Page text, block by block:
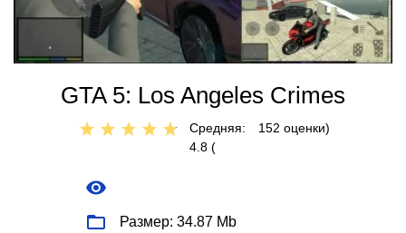
GTA 5: Los Angeles Crimes
Средняя:
4.8 (
152 оценки)
Размер: 34.87 Mb